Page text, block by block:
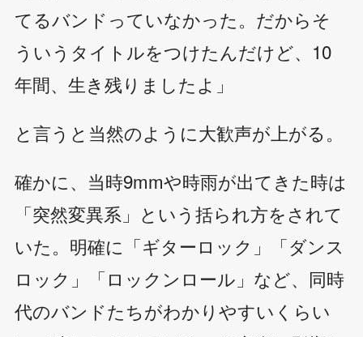
てるバンドっていなかった。だからそ
ういうタイトルをつけたんだけど、10
年間、生き残りましたよ」
と言うと当然のように大歓声が上がる。
確かに、当時9mmや時雨が出てきた時は
「突然変異系」という括られ方をされて
いた。明確に「ギターロック」「ダンス
ロック」「ロックンロール」など、同時
代のバンドたちがわかりやすいくらい